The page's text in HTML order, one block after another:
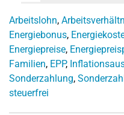
Arbeitslohn,
Energiebonus,
Energiepreise,
Familien, EPP,
Sonderzahlung,
steuerfrei